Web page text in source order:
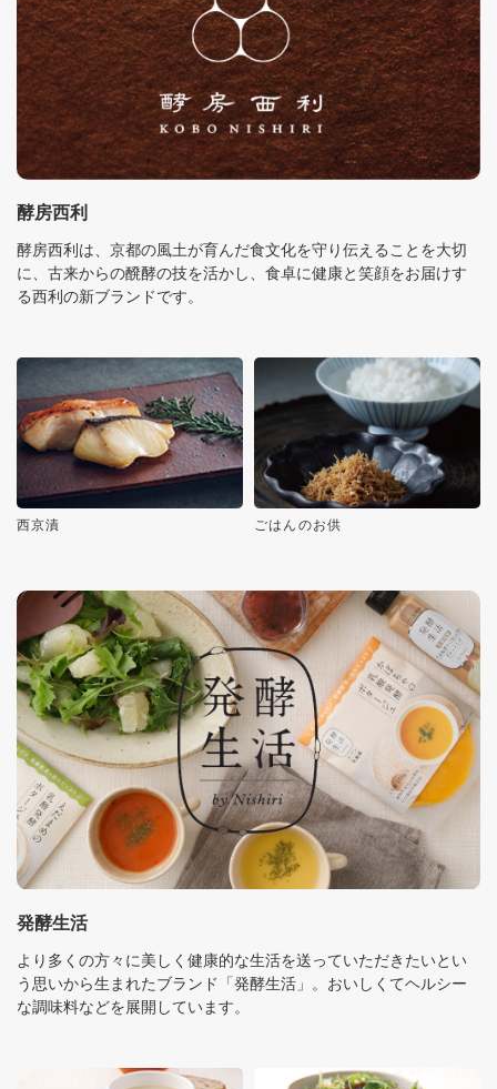
酵房西利
酵房西利は、京都の風土が育んだ食文化を守り伝えることを大切
に、古来からの醗酵の技を活かし、食卓に健康と笑顔をお届けす
る西利の新ブランドです。
西京漬 ごはんのお供
発酵生活
より多くの方々に美しく健康的な生活を送っていただきたいとい
う思いから生まれたブランド「発酵生活」。おいしくてヘルシー
な調味料などを展開しています。